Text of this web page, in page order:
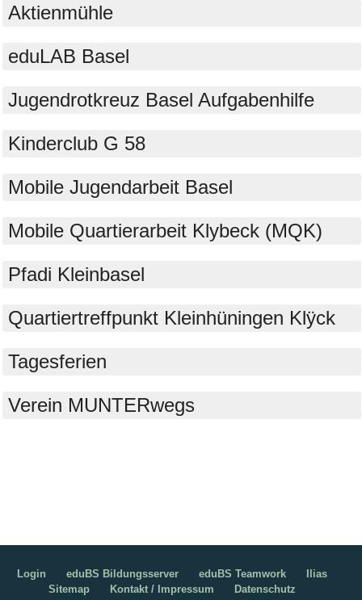
Aktienmühle
eduLAB Basel
Jugendrotkreuz Basel Aufgabenhilfe
Kinderclub G 58
Mobile Jugendarbeit Basel
Mobile Quartierarbeit Klybeck (MQK)
Pfadi Kleinbasel
Quartiertreffpunkt Kleinhüningen Klÿck
Tagesferien
Verein MUNTERwegs
Login eduBS Bildungsserver eduBS Teamwork
Ilias
Sitemap
Kontakt / Impressum Datenschutz